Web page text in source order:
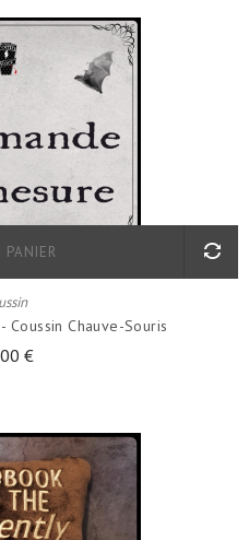
Coussin Chauve-Souris
€
PANIER